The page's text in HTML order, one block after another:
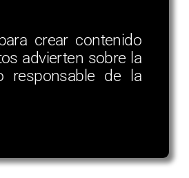
crear contenido
advierten sobre la
responsable de la